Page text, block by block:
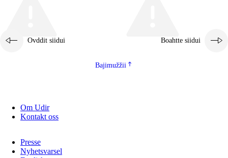
Ovddit siidui Boahtte siidui
Bajimužžii
Om Udir
Kontakt oss
Presse
Nyhetsvarsel